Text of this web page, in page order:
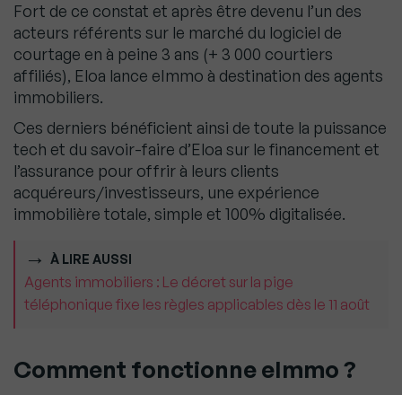
Fort de ce constat et après être devenu l’un des
acteurs référents sur le marché du logiciel de
courtage en à peine 3 ans (+ 3 000 courtiers
affiliés), Eloa lance eImmo à destination des agents
immobiliers.
Ces derniers bénéficient ainsi de toute la puissance
tech et du savoir-faire d’Eloa sur le financement et
l’assurance pour offrir à leurs clients
acquéreurs/investisseurs, une expérience
immobilière totale, simple et 100% digitalisée.
À LIRE AUSSI
Agents immobiliers : Le décret sur la pige
téléphonique fixe les règles applicables dès le 11 août
Comment fonctionne eImmo ?